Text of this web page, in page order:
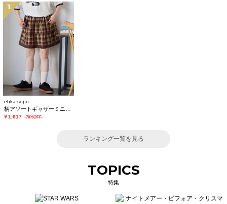
1
ehka sopo
￥1,617 -70%OFF-
ランキング一覧を見る
TOPICS
特集